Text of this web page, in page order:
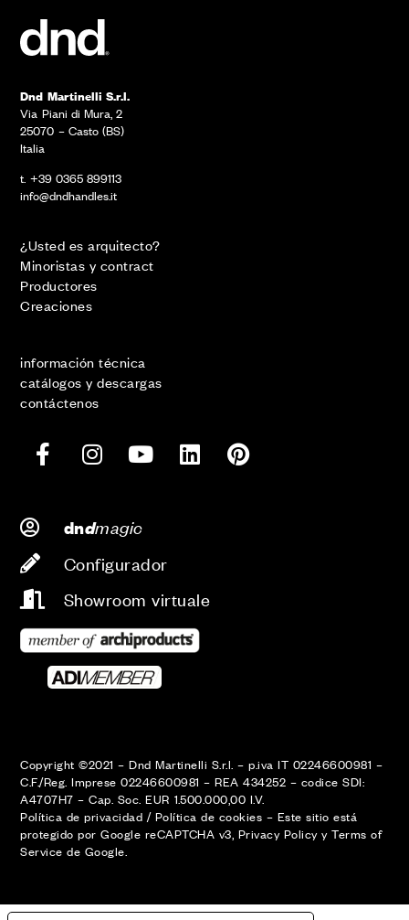
Dnd Martinelli S.r.l.
Via Piani di Mura, 2
25070 – Casto (BS)
Italia
t. +39 0365 899113
info@dndhandles.it
¿Usted es arquitecto?
Minoristas y contract
Productores
Creaciones
información técnica
catálogos y descargas
contáctenos
dndmagic
Configurador
Showroom virtuale
Copyright ©2021 – Dnd Martinelli S.r.l. – p.iva IT 02246600981 –
C.F./Reg. Imprese 02246600981 – REA 434252 – codice SDI:
A4707H7 – Cap. Soc. EUR 1.500.000,00 I.V.
Política de privacidad / Política de cookies – Este sitio está
protegido por Google reCAPTCHA v3, Privacy Policyy Terms of
Service de Google.